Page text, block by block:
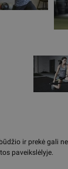
ir prekė gali
paveikslėlyje.